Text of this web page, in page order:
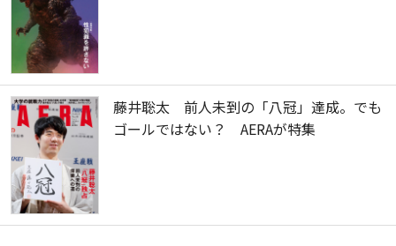
藤井聡太 前人未到の「八冠」達成。でも
ゴールではない？ AERAが特集